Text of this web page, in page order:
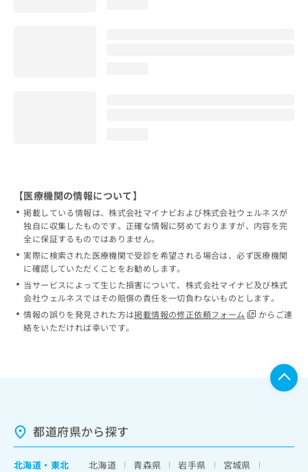
【医療機関の情報について】
掲載している情報は、株式会社マイナビおよび株式会社ウェルネスが
独自に収集したものです。正確な情報に努めておりますが、内容を完
全に保証するものではありません。
実際に検索された医療機関で受診を希望される場合は、必ず医療機関
に確認していただくことをお勧めします。
当サービスによって生じた損害について、株式会社マイナビ及び株式
会社ウェルネスではその賠償の責任を一切負わないものとします。
情報の誤りを発見された方は掲載情報の修正依頼フォーム
からご連
絡をいただければ幸いです。
都道府県から探す
北海道 ・ 東北 北海道 青森県 岩手県
宮城県